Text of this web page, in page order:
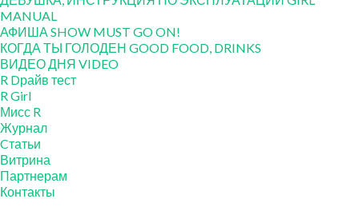
MANUAL
АФИША SHOW MUST GO ON!
КОГДА ТЫ ГОЛОДЕН GOOD FOOD, DRINKS
ВИДЕО ДНЯ VIDEO
R Dрайв тест
R Girl
Мисс R
Журнал
Cтатьи
Витрина
Партнерам
Контакты